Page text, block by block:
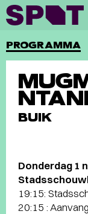
PROGRAMMA
BUIK
Donderdag 1
19:15:
20:15 :